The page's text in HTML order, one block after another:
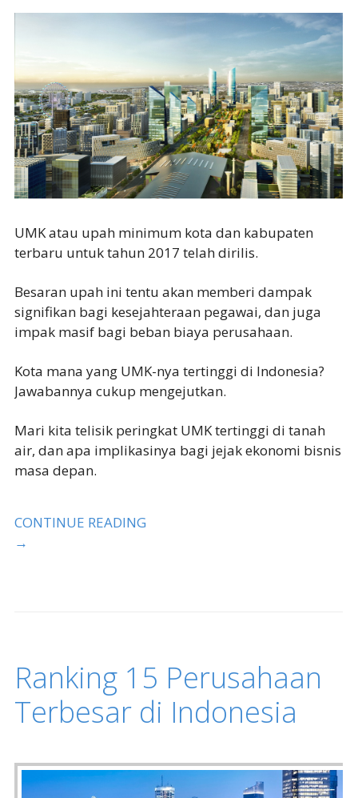
UMK atau upah minimum kota dan kabupaten
terbaru untuk tahun 2017 telah dirilis.
Besaran upah ini tentu akan memberi dampak
signifikan bagi kesejahteraan pegawai, dan juga
impak masif bagi beban biaya perusahaan.
Kota mana yang UMK-nya tertinggi di Indonesia?
Jawabannya cukup mengejutkan.
Mari kita telisik peringkat UMK tertinggi di tanah
air, dan apa implikasinya bagi jejak ekonomi bisnis
masa depan.
CONTINUE READING
→
Ranking 15 Perusahaan
Terbesar di Indonesia